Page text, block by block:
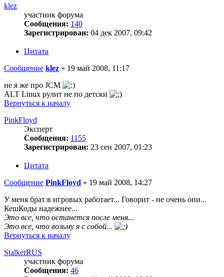
klez
участник форума
Сообщения: 140
Зарегистрирован: 04 дек 2007, 09:42
Цитата
Сообщение klez » 19 май 2008, 11:17
не я же про JCM
ALT Linux рулит не по детски
Вернуться к началу
PinkFloyd
Эксперт
Сообщения: 1155
Зарегистрирован: 23 сен 2007, 01:23
Цитата
Сообщение PinkFloyd » 19 май 2008, 14:27
У меня брат в игровых работает... Говорит - не очень они...
КешКоды надежнее...
Это все, что останется после меня...
Это все, что возьму я с собой...
Вернуться к началу
StalkerRUS
участник форума
Сообщения: 46